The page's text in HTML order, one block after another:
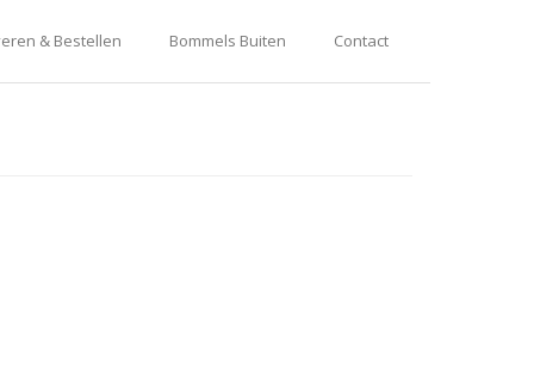
& Bestellen Bommels Buiten Contact